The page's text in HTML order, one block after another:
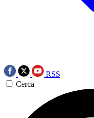
RSS
Cerca